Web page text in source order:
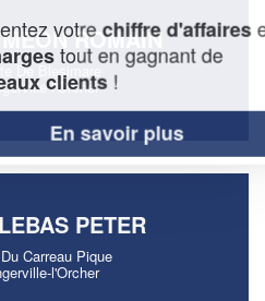
ROMAIN
De Blesimare
l'Orcher
PETER
Carreau Pique
l'Orcher
votrechiffre d'affaireset
tout en gagnant de
clients!
En savoir plus